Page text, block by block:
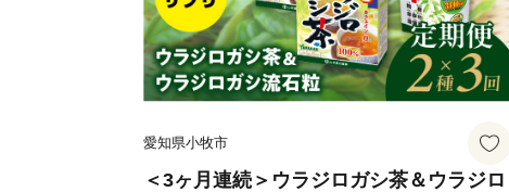
愛知県小牧市
＜3ヶ月連続＞ウラジロガシ茶＆ウラジロ